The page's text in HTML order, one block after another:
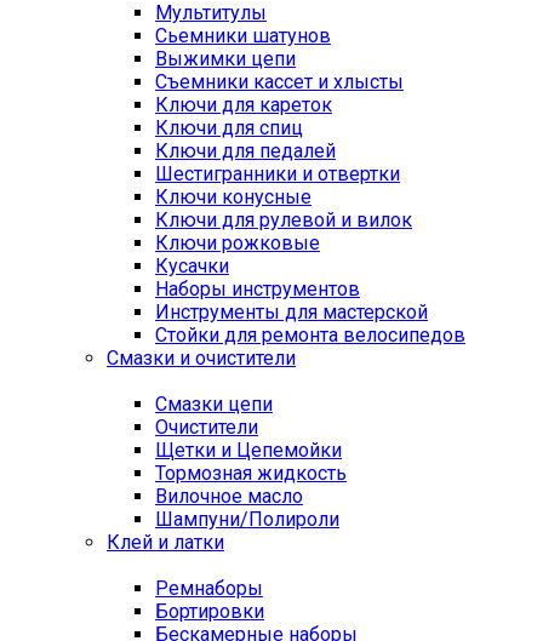
Мультитулы
Сьемники шатунов
Выжимки цепи
Съемники кассет и хлысты
Ключи для кареток
Ключи для спиц
Ключи для педалей
Шестигранники и отвертки
Ключи конусные
Ключи для рулевой и вилок
Ключи рожковые
Кусачки
Наборы инструментов
Инструменты для мастерской
Стойки для ремонта велосипедов
Смазки и очистители
Смазки цепи
Очистители
Щетки и Цепемойки
Тормозная жидкость
Вилочное масло
Шампуни/Полироли
Клей и латки
Ремнаборы
Бортировки
Бескамерные наборы